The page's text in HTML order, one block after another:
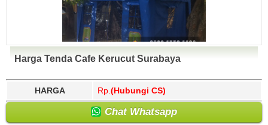
Harga Tenda Cafe Kerucut Surabaya
HARGA Rp. (Hubungi CS)
Chat Whatsapp